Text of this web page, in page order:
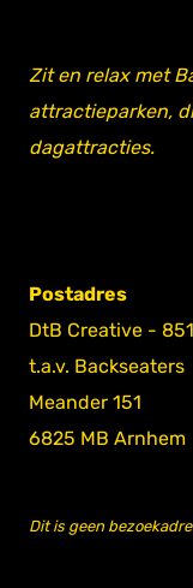
Zit en relax met
attractieparken,
dagattracties.
Postadres
DtB Creative -
t.a.v. Backseaters
Meander 151
6825 MB Arnhem
Dit is geen